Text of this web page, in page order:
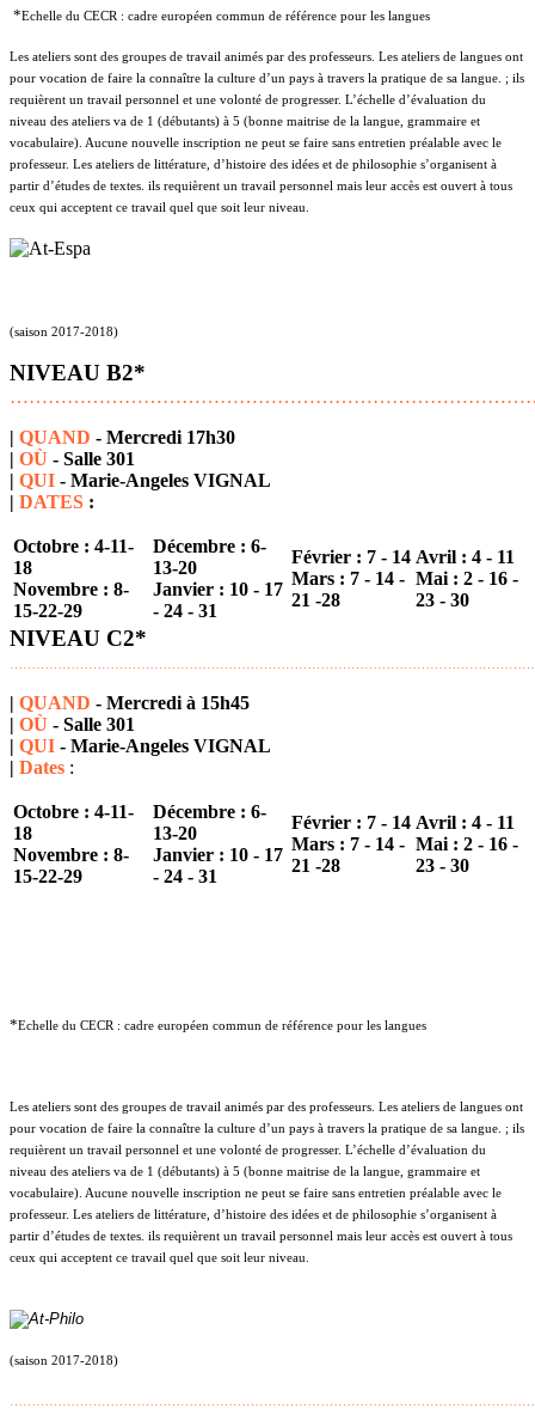
*Echelle du CECR : cadre européen commun de référence pour les langues
Les ateliers sont des groupes de travail animés par des professeurs. Les ateliers de langues ont
pour vocation de faire la connaître la culture d’un pays à travers la pratique de sa langue. ; ils
requièrent un travail personnel et une volonté de progresser. L’échelle d’évaluation du
niveau des ateliers va de 1 (débutants) à 5 (bonne maitrise de la langue, grammaire et
vocabulaire). Aucune nouvelle inscription ne peut se faire sans entretien préalable avec le
professeur. Les ateliers de littérature, d’histoire des idées et de philosophie s’organisent à
partir d’études de textes. ils requièrent un travail personnel mais leur accès est ouvert à tous
ceux qui acceptent ce travail quel que soit leur niveau.
(saison 2017-2018)
NIVEAU B2*
| QUAND - Mercredi 17h30
| OÙ - Salle 301
| QUI - Marie-Angeles VIGNAL
| DATES :
Octobre : 4-11-
18
Novembre : 8-
15-22-29
Décembre : 6-
13-20
Janvier : 10 - 17
- 24 - 31
Février : 7 - 14
Mars : 7 - 14 -
21 -28
Avril : 4 - 11
Mai : 2 - 16 -
23 - 30
NIVEAU C2*
| QUAND - Mercredi à 15h45
| OÙ - Salle 301
| QUI - Marie-Angeles VIGNAL
| Dates :
Octobre : 4-11-
18
Novembre : 8-
15-22-29
Décembre : 6-
13-20
Janvier : 10 - 17
- 24 - 31
Février : 7 - 14
Mars : 7 - 14 -
21 -28
Avril : 4 - 11
Mai : 2 - 16 -
23 - 30
*Echelle du CECR : cadre européen commun de référence pour les langues
Les ateliers sont des groupes de travail animés par des professeurs. Les ateliers de langues ont
pour vocation de faire la connaître la culture d’un pays à travers la pratique de sa langue. ; ils
requièrent un travail personnel et une volonté de progresser. L’échelle d’évaluation du
niveau des ateliers va de 1 (débutants) à 5 (bonne maitrise de la langue, grammaire et
vocabulaire). Aucune nouvelle inscription ne peut se faire sans entretien préalable avec le
professeur. Les ateliers de littérature, d’histoire des idées et de philosophie s’organisent à
partir d’études de textes. ils requièrent un travail personnel mais leur accès est ouvert à tous
ceux qui acceptent ce travail quel que soit leur niveau.
(saison 2017-2018)